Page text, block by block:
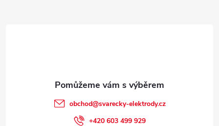
obchod@svarecky-elektrody.cz
+420 603 499 929